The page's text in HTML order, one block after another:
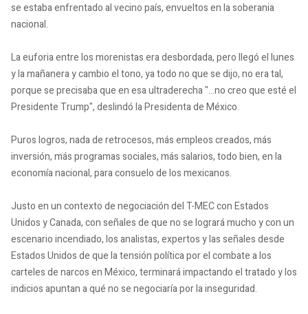
se estaba enfrentado al vecino país, envueltos en la soberania
nacional.
La euforia entre los morenistas era desbordada, pero llegó el lunes
y la mañanera y cambio el tono, ya todo no que se dijo, no era tal,
porque se precisaba que en esa ultraderecha "...no creo que esté el
Presidente Trump", deslindó la Presidenta de México.
Puros logros, nada de retrocesos, más empleos creados, más
inversión, más programas sociales, más salarios, todo bien, en la
economía nacional, para consuelo de los mexicanos.
Justo en un contexto de negociación del T-MEC con Estados
Unidos y Canada, con señales de que no se logrará mucho y con un
escenario incendiado, los analistas, expertos y las señales desde
Estados Unidos de que la tensión política por el combate a los
carteles de narcos en México, terminará impactando el tratado y los
indicios apuntan a qué no se negociaría por la inseguridad.